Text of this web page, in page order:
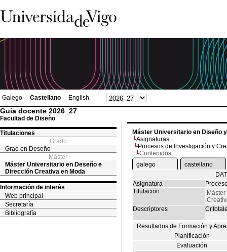
Galego Castellano English
Guia docente 2026_27
Facultad de Diseño
Titulaciones
Grado
Grao en Deseño
Máster
Máster Universitario en Deseño e
Dirección Creativa en Moda
Información de interés
Web principal
Secretaría
Bibliografía
Máster Universitario en Diseño
Asignaturas
Procesos de Investigación y
Contenidos
galego
castellano
Asignatura
Titulacion
Descriptores
Resultados de Formación y
Planificación
Evaluación